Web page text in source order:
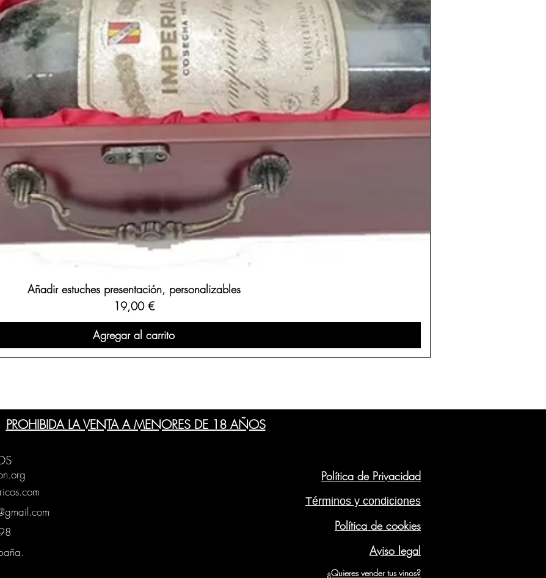
nuestro blog: https://www.periodicoshistoricos.com/blog
Añadir estuches presentación, personalizables
Precio
19,00 €
Agregar al carrito
PROHIBIDA LA VENTA A MENORES DE 18 AÑOS
Política de Privacidad
Términos y condiciones
Política de cookies
Aviso legal
¿Quieres vender tus vinos?